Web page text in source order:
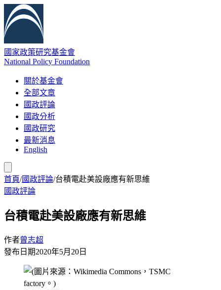
國家政策研究基金會
National Policy Foundation
關於基金會
全部文章
國政評論
國政分析
國政研究
最新消息
English
首頁/國政評論/台積電赴美設廠應有新思維
國政評論
台積電赴美設廠應有新思維
作者曾志超
發布日期2020年5月20日